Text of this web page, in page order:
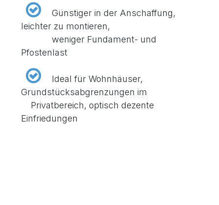
​Günstiger in der Anschaffung,
leichter zu montieren,
​weniger ​​Fundament- und
Pfostenlast
​Ideal für Wohnhäuser,
Grundstücksabgrenzungen im
Privatbereich, optisch dezente
Einfriedungen